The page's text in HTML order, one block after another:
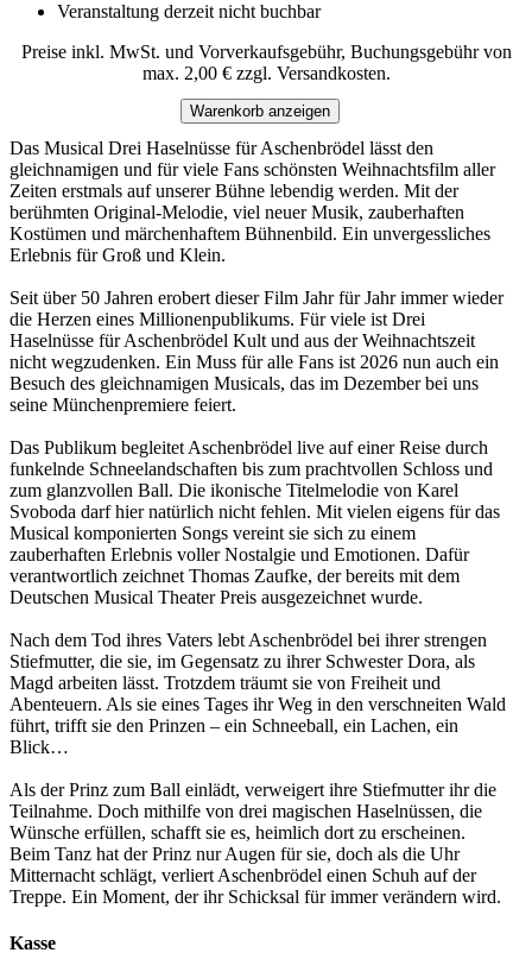
Veranstaltung derzeit nicht buchbar
Preise inkl. MwSt. und Vorverkaufsgebühr, Buchungsgebühr von
max. 2,00 € zzgl. Versandkosten.
Warenkorb anzeigen
Das Musical Drei Haselnüsse für Aschenbrödel lässt den
gleichnamigen und für viele Fans schönsten Weihnachtsfilm aller
Zeiten erstmals auf unserer Bühne lebendig werden. Mit der
berühmten Original-Melodie, viel neuer Musik, zauberhaften
Kostümen und märchenhaftem Bühnenbild. Ein unvergessliches
Erlebnis für Groß und Klein.
Seit über 50 Jahren erobert dieser Film Jahr für Jahr immer wieder
die Herzen eines Millionenpublikums. Für viele ist Drei
Haselnüsse für Aschenbrödel Kult und aus der Weihnachtszeit
nicht wegzudenken. Ein Muss für alle Fans ist 2026 nun auch ein
Besuch des gleichnamigen Musicals, das im Dezember bei uns
seine Münchenpremiere feiert.
Das Publikum begleitet Aschenbrödel live auf einer Reise durch
funkelnde Schneelandschaften bis zum prachtvollen Schloss und
zum glanzvollen Ball. Die ikonische Titelmelodie von Karel
Svoboda darf hier natürlich nicht fehlen. Mit vielen eigens für das
Musical komponierten Songs vereint sie sich zu einem
zauberhaften Erlebnis voller Nostalgie und Emotionen. Dafür
verantwortlich zeichnet Thomas Zaufke, der bereits mit dem
Deutschen Musical Theater Preis ausgezeichnet wurde.
Nach dem Tod ihres Vaters lebt Aschenbrödel bei ihrer strengen
Stiefmutter, die sie, im Gegensatz zu ihrer Schwester Dora, als
Magd arbeiten lässt. Trotzdem träumt sie von Freiheit und
Abenteuern. Als sie eines Tages ihr Weg in den verschneiten Wald
führt, trifft sie den Prinzen – ein Schneeball, ein Lachen, ein
Blick…
Als der Prinz zum Ball einlädt, verweigert ihre Stiefmutter ihr die
Teilnahme. Doch mithilfe von drei magischen Haselnüssen, die
Wünsche erfüllen, schafft sie es, heimlich dort zu erscheinen.
Beim Tanz hat der Prinz nur Augen für sie, doch als die Uhr
Mitternacht schlägt, verliert Aschenbrödel einen Schuh auf der
Treppe. Ein Moment, der ihr Schicksal für immer verändern wird.
Kasse